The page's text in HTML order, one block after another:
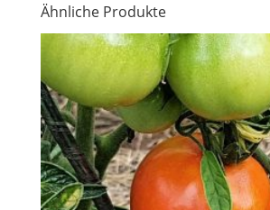
Ähnliche Produkte